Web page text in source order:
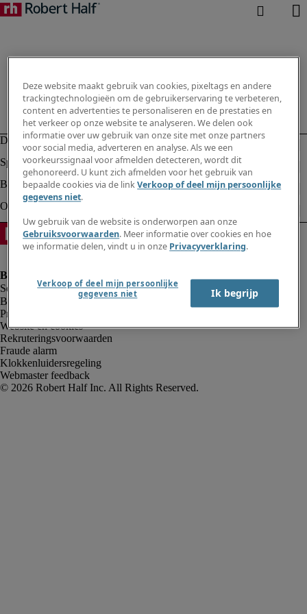
Bedrijfsinformatie
Privacyverklaring
Website en cookies
Rekruteringsvoorwaarden
Fraude alarm
Klokkenluidersregeling
Webmaster feedback
Deze website maakt gebruik van cookies, pixeltags en andere
trackingtechnologieën om de gebruikerservaring te verbeteren,
content en advertenties te personaliseren en de prestaties en
het verkeer op onze website te analyseren. We delen ook
informatie over uw gebruik van onze site met onze partners
voor social media, adverteren en analyse. Als we een
voorkeurssignaal voor afmelden detecteren, wordt dit
gehonoreerd. U kunt zich afmelden voor het gebruik van
bepaalde cookies via de linkVerkoop of deel mijn persoonlijke
gegevens niet.
Uw gebruik van de website is onderworpen aan onze
Gebruiksvoorwaarden. Meer informatie over cookies en hoe
we informatie delen, vindt u in onze Privacyverklaring.
Verkoop of deel mijn persoonlijke
gegevens niet
Ik begrijp